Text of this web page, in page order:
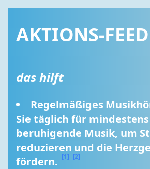
AKTIONS-FEED
das hilft
Regelmäßiges
Sie täglich für
beruhigende Musik, um
reduzieren und die
fördern. [1] [2]